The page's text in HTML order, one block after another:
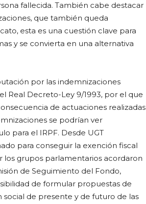
fallecida. También cabe destacar
que también queda
esta es una cuestión clave para
y se convierta en una alternativa
por las indemnizaciones
Real Decreto-Ley 9/1993, por el que
de actuaciones realizadas
se podrían ver
para el IRPF. Desde UGT
para conseguir la exención fiscal
los grupos parlamentarios acordaron
de Seguimiento del Fondo,
de formular propuestas de
de presente y de futuro de las